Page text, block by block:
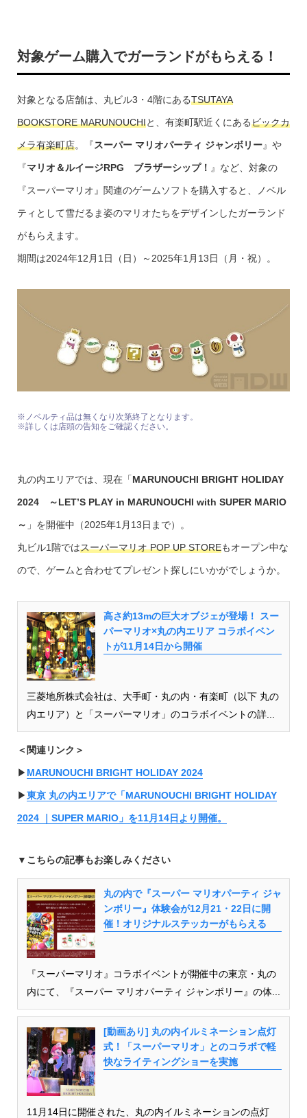
対象ゲーム購入でガーランドがもらえる！
対象となる店舗は、丸ビル3・4階にあるTSUTAYA
BOOKSTORE MARUNOUCHIと、有楽町駅近くにあるビックカ
メラ有楽町店。『スーパー マリオパーティ ジャンボリー』や
『マリオ＆ルイージRPG ブラザーシップ！ 』など、対象の
『スーパーマリオ』関連のゲームソフトを購入すると、ノベル
ティとして雪だるま姿のマリオたちをデザインしたガーランド
がもらえます。
期間は2024年12月1日（日）～2025年1月13日（月・祝）。
※ノベルティ品は無くなり次第終了となります。
※詳しくは店頭の告知をご確認ください。
丸の内エリアでは、現在「MARUNOUCHI BRIGHT HOLIDAY
2024 ～LET’S PLAY in MARUNOUCHI with SUPER MARIO
～ 」を開催中（2025年1月13日まで）。
丸ビル1階ではスーパーマリオ POP UP STOREもオープン中な
ので、ゲームと合わせてプレゼント探しにいかがでしょうか。
高さ約13mの巨大オブジェが登場！ スー
パーマリオ×丸の内エリア コラボイベン
トが11月14日から開催
三菱地所株式会社は、大手町・丸の内・有楽町（以下 丸の
内エリア）と「スーパーマリオ」のコラボイベントの詳...
＜関連リンク＞
▶︎ MARUNOUCHI BRIGHT HOLIDAY 2024
▶︎東京 丸の内エリアで「MARUNOUCHI BRIGHT HOLIDAY
2024 ｜SUPER MARIO」を11月14日より開催。
▼こちらの記事もお楽しみください
丸の内で『スーパー マリオパーティ ジャ
ンボリー』体験会が12月21・22日に開
催！オリジナルステッカーがもらえる
『スーパーマリオ』コラボイベントが開催中の東京・丸の
内にて、『スーパー マリオパーティ ジャンボリー』の体...
[動画あり] 丸の内イルミネーション点灯
式！「スーパーマリオ」とのコラボで軽
快なライティングショーを実施
11月14日に開催された、丸の内イルミネーションの点灯